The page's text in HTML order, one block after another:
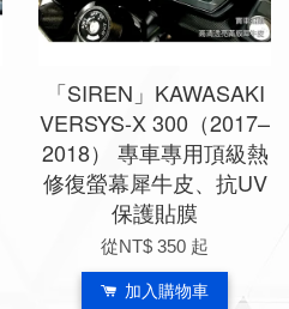
「SIREN」KAWASAKI
VERSYS-X 300（2017–
2018） 專車專用頂級熱
修復螢幕犀牛皮、抗UV
保護貼膜
從NT$ 350 起
加入購物車